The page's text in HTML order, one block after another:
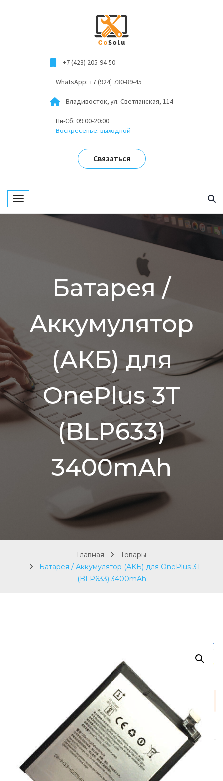
+7 (423) 205-94-50
WhatsApp: +7 (924) 730-89-45
Владивосток, ул. Светланская, 114
Пн-Сб: 09:00-20:00
Воскресенье: выходной
Связаться
Toggle navigation
Батарея /
Аккумулятор
(АКБ) для
OnePlus 3T
(BLP633)
3400mAh
Главная
Товары
Батарея / Аккумулятор (АКБ) для OnePlus 3T
(BLP633) 3400mAh